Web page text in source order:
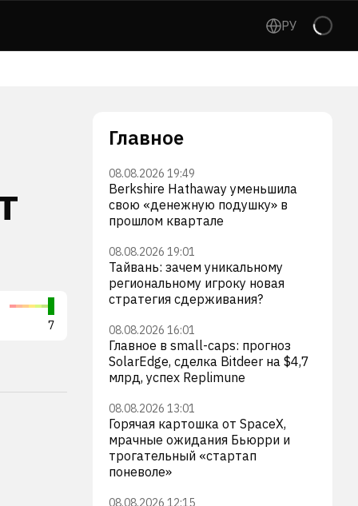
РУ
7
La-Z-Boy Incorporated
Главное
08.08.2026 19:49
Berkshire Hathaway уменьшила
свою «денежную подушку» в
прошлом квартале
08.08.2026 19:01
Тайвань: зачем уникальному
региональному игроку новая
стратегия сдерживания?
08.08.2026 16:01
Главное в small-caps: прогноз
SolarEdge, сделка Bitdeer на $4,7
млрд, успех Replimune
08.08.2026 13:01
Горячая картошка от SpaceX,
мрачные ожидания Бьюрри и
трогательный «стартап
поневоле»
08.08.2026 12:15